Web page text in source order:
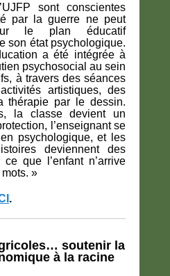
sont conscientes
par la guerre ne peut
le plan éducatif
son état psychologique.
a été intégrée à
psychosocial au sein
à travers des séances
artistiques, des
thérapie par le dessin.
la classe devient un
l’enseignant se
psychologique, et les
deviennent des
ce que l’enfant n’arrive
»
.
soutenir la
à la racine